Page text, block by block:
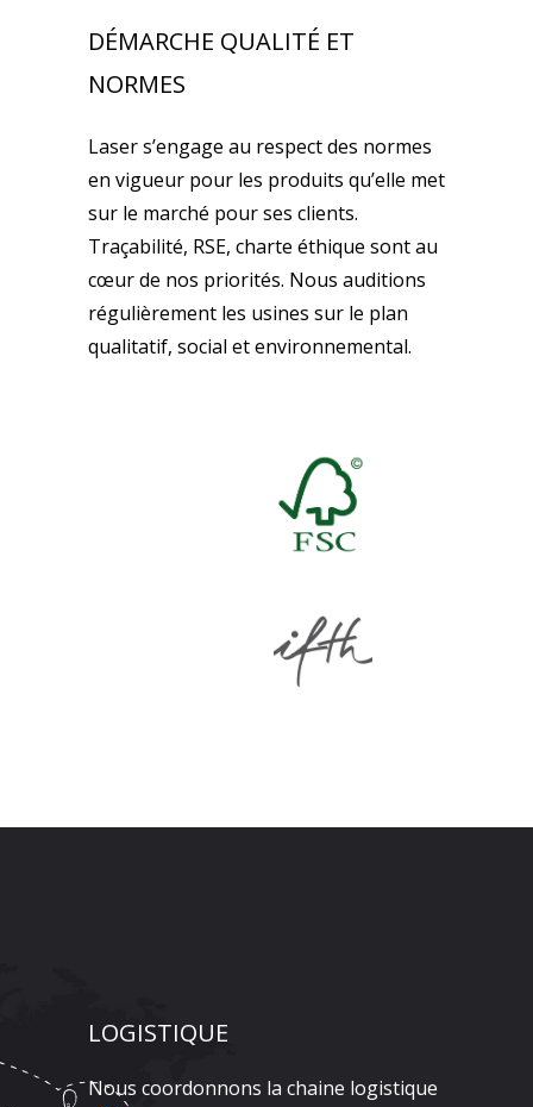
DÉMARCHE QUALITÉ ET
NORMES
Laser s’engage au respect des normes
en vigueur pour les produits qu’elle met
sur le marché pour ses clients.
Traçabilité, RSE, charte éthique sont au
cœur de nos priorités. Nous auditions
régulièrement les usines sur le plan
qualitatif, social et environnemental.
LOGISTIQUE
Nous coordonnons la chaine logistique